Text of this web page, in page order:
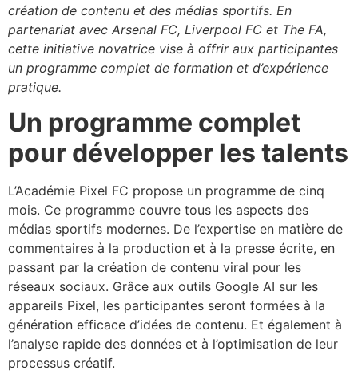
création de contenu et des médias sportifs. En
partenariat avec Arsenal FC, Liverpool FC et The FA,
cette initiative novatrice vise à offrir aux participantes
un programme complet de formation et d’expérience
pratique.
Un programme complet
pour développer les talents
L’Académie Pixel FC propose un programme de cinq
mois. Ce programme couvre tous les aspects des
médias sportifs modernes. De l’expertise en matière de
commentaires à la production et à la presse écrite, en
passant par la création de contenu viral pour les
réseaux sociaux. Grâce aux outils Google AI sur les
appareils Pixel, les participantes seront formées à la
génération efficace d’idées de contenu. Et également à
l’analyse rapide des données et à l’optimisation de leur
processus créatif.